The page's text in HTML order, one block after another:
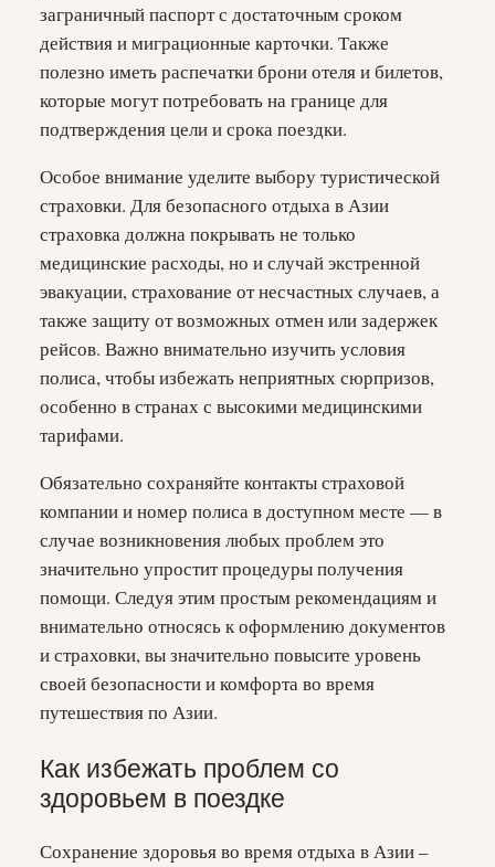
заграничный паспорт с достаточным сроком
действия и миграционные карточки. Также
полезно иметь распечатки брони отеля и билетов,
которые могут потребовать на границе для
подтверждения цели и срока поездки.
Особое внимание уделите выбору туристической
страховки. Для безопасного отдыха в Азии
страховка должна покрывать не только
медицинские расходы, но и случай экстренной
эвакуации, страхование от несчастных случаев, а
также защиту от возможных отмен или задержек
рейсов. Важно внимательно изучить условия
полиса, чтобы избежать неприятных сюрпризов,
особенно в странах с высокими медицинскими
тарифами.
Обязательно сохраняйте контакты страховой
компании и номер полиса в доступном месте — в
случае возникновения любых проблем это
значительно упростит процедуры получения
помощи. Следуя этим простым рекомендациям и
внимательно относясь к оформлению документов
и страховки, вы значительно повысите уровень
своей безопасности и комфорта во время
путешествия по Азии.
Как избежать проблем со
здоровьем в поездке
Сохранение здоровья во время отдыха в Азии –